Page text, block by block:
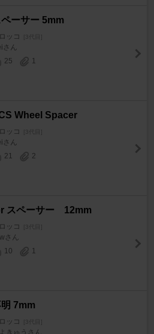
ペーサー 5mm
ッコ
さん
25
1
Wheel Spacer
ッコ
さん
21
2
スペーサー 12mm
ッコ
さん
10
1
7mm
ッコ